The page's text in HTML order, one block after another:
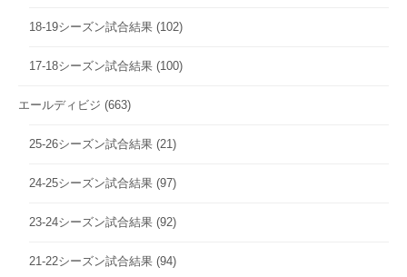
18-19シーズン試合結果 (102)
17-18シーズン試合結果 (100)
エールディビジ (663)
25-26シーズン試合結果 (21)
24-25シーズン試合結果 (97)
23-24シーズン試合結果 (92)
21-22シーズン試合結果 (94)